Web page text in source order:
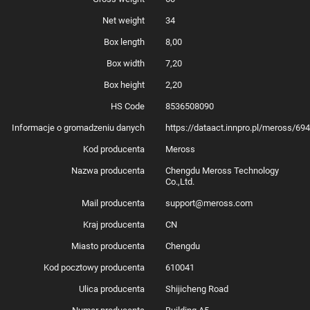
Matter sprawiają, że to urządzenie stanie się kluczowym elementem
Twojego inteligentnego domu.
Net weight 34
Box length 8,00
Box width 7,20
Box height 2,20
HS Code 8536508090
Informacje o gromadzeniu danych https://dataact.innpro.pl/meross/
Kod producenta Meross
Nazwa producenta
Chengdu Meross Technology
Co.,Ltd.
Mail producenta support@meross.com
Kraj producenta CN
Miasto producenta Chengdu
Kod pocztowy producenta 610041
Ulica producenta Shijicheng Road